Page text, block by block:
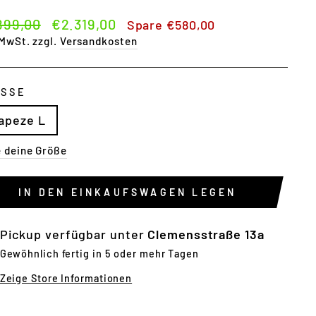
Sonderpreis
€2.319,00 Spare €580,00
zzgl. Versandkosten
L
deine Größe
IN DEN EINKAUFSWAGEN LEGEN
Pickup verfügbar unter Clemensstraße 13a
Gewöhnlich fertig in 5 oder mehr Tagen
Zeige Store Informationen